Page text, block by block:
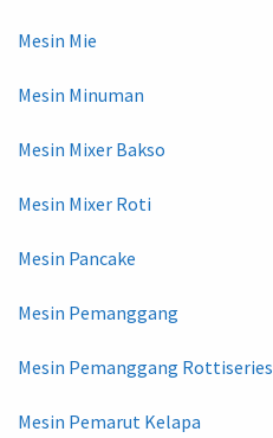
Mesin Mie
Mesin Minuman
Mesin Mixer Bakso
Mesin Mixer Roti
Mesin Pancake
Mesin Pemanggang
Mesin Pemanggang Rottiseries
Mesin Pemarut Kelapa